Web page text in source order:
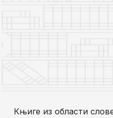
Књиге из области